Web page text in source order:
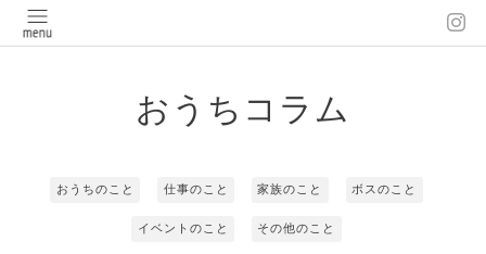
おうちコラム
おうちのこと 仕事のこと 家族のこと ボスのこと
イベントのこと その他のこと